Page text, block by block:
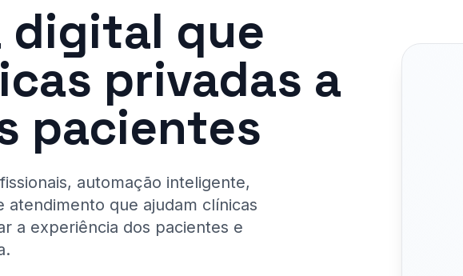
digital que
privadas a
pacientes
automação inteligente,
atendimento que ajudam clínicas
a experiência dos pacientes e